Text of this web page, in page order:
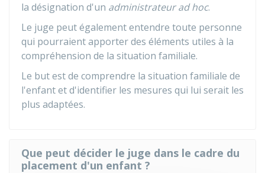
la désignation d'un administrateur ad hoc.
Le juge peut également entendre toute personne
qui pourraient apporter des éléments utiles à la
compréhension de la situation familiale.
Le but est de comprendre la situation familiale de
l'enfant et d'identifier les mesures qui lui serait les
plus adaptées.
Que peut décider le juge dans le cadre du
placement d'un enfant ?